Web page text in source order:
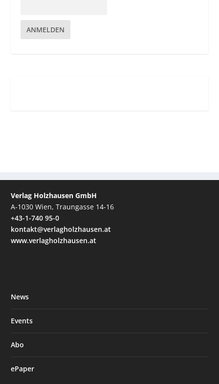
ANMELDEN
Verlag Holzhausen GmbH
A-1030 Wien, Traungasse 14-16
+43-1-740 95-0
kontakt@verlagholzhausen.at
www.verlagholzhausen.at
News
Events
Abo
ePaper